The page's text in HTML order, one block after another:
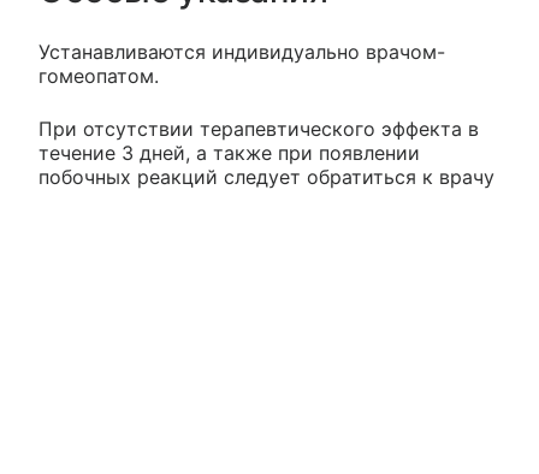
Устанавливаются индивидуально врачом-
гомеопатом.
При отсутствии терапевтического эффекта в
течение 3 дней, а также при появлении
побочных реакций следует обратиться к врачу